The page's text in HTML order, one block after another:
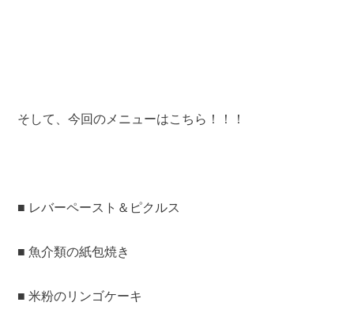
そして、今回のメニューはこちら！！！
■ レバーペースト＆ピクルス
■ 魚介類の紙包焼き
■ 米粉のリンゴケーキ